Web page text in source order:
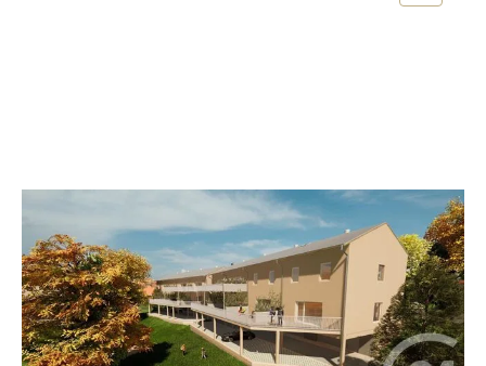
LES ROUSSES 39
62,70 m , 3 pièces
Ref : 10700
Appartement F3 à vendre
330 000 €